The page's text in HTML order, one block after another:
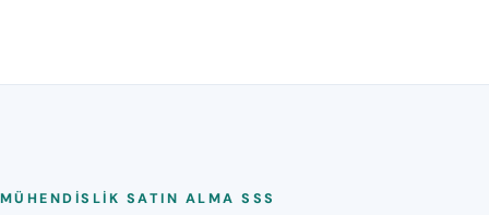
MÜHENDISLIK SATIN ALMA SSS